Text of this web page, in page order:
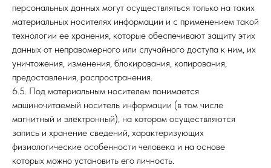
персональных данных могут осуществляться только на таких
материальных носителях информации и с применением такой
технологии ее хранения, которые обеспечивают защиту этих
данных от неправомерного или случайного доступа к ним, их
уничтожения, изменения, блокирования, копирования,
предоставления, распространения.
6.5. Под материальным носителем понимается
машиночитаемый носитель информации (в том числе
магнитный и электронный), на котором осуществляются
запись и хранение сведений, характеризующих
физиологические особенности человека и на основе
которых можно установить его личность.